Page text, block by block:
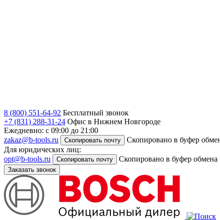
8 (800) 551-64-92 Бесплатный звонок
+7 (831) 288-31-24 Офис в Нижнем Новгороде
Ежедневно: с 09:00 до 21:00
zakaz@b-tools.ru
Скопировать почту
Скопировано в буфер
Для юридических лиц:
opt@b-tools.ru
Скопировать почту Скопировано в буфер обмена
Заказать звонок